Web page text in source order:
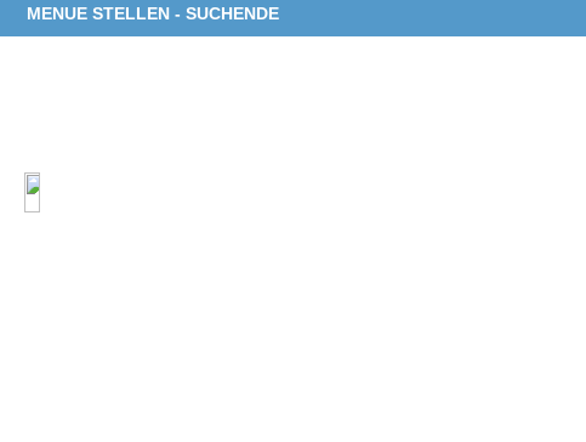
MENUE STELLEN - SUCHENDE